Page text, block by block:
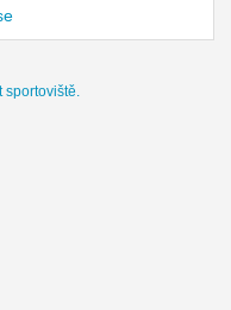
sportoviště.